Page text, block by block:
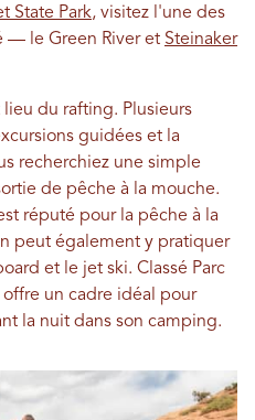
State Park, visitez l'une des
— le Green River et Steinaker
du rafting. Plusieurs
guidées et la
recherchiez une simple
de pêche à la mouche.
réputé pour la pêche à la
peut également y pratiquer
et le jet ski. Classé Parc
un cadre idéal pour
la nuit dans son camping.